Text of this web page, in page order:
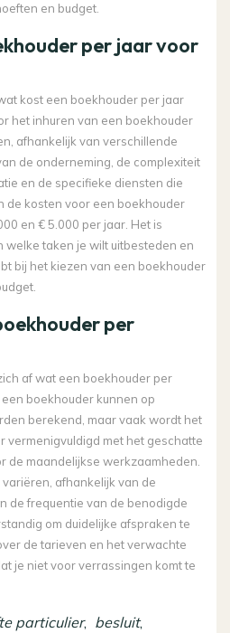
en budget.
per jaar voor
kost een boekhouder per jaar
het inhuren van een boekhouder
afhankelijk van verschillende
de onderneming, de complexiteit
en de specifieke diensten die
de kosten voor een boekhouder
en € 5.000 per jaar. Het is
welke taken je wilt uitbesteden en
bij het kiezen van een boekhouder
per
af wat een boekhouder per
boekhouder kunnen op
berekend, maar vaak wordt het
vermenigvuldigd met het geschatte
de maandelijkse werkzaamheden.
afhankelijk van de
de frequentie van de benodigde
om duidelijke afspraken te
de tarieven en het verwachte
je niet voor verrassingen komt te
particulier, besluit,